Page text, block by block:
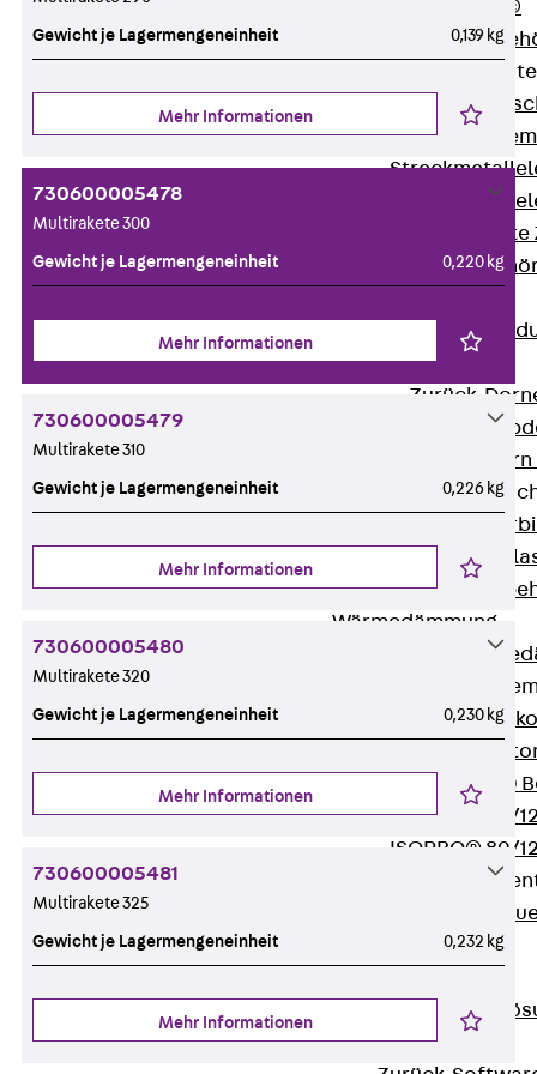
RAPIDOBAT®
Schalrohre
Zurück
Dorne
Zurück
Querkraftdorn
Wärmedämmung
Zurück
ISOPRO®
ISOPRO® 120
ISOPRO® 80/
ISOPRO® 80/
ISOMUR®
Digitale
Software
Gewicht je Lagermengeneinheit 0,139 kg
Mehr Informationen
730600005478
Multirakete 300
Gewicht je Lagermengeneinheit 0,220 kg
Mehr Informationen
730600005479
Multirakete 310
Gewicht je Lagermengeneinheit 0,226 kg
Mehr Informationen
730600005480
Multirakete 320
Gewicht je Lagermengeneinheit 0,230 kg
Mehr Informationen
730600005481
Multirakete 325
Gewicht je Lagermengeneinheit 0,232 kg
Mehr Informationen